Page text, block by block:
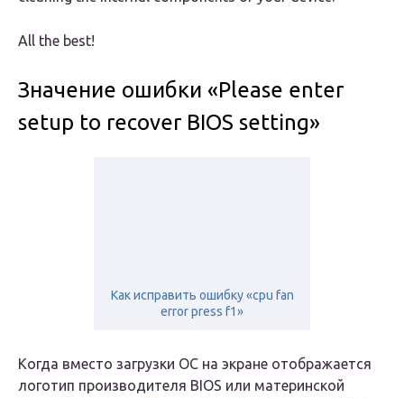
All the best!
Значение ошибки «Please enter
setup to recover BIOS setting»
Как исправить ошибку «cpu fan
error press f1»
Когда вместо загрузки ОС на экране отображается
логотип производителя BIOS или материнской